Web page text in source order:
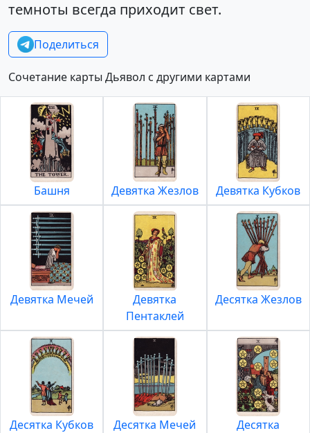
темноты всегда приходит свет.
Поделиться
Сочетание карты Дьявол с другими картами
Башня Девятка Жезлов Девятка Кубков
Девятка Мечей
Девятка
Пентаклей
Десятка Жезлов
Десятка Кубков Десятка Мечей
Десятка